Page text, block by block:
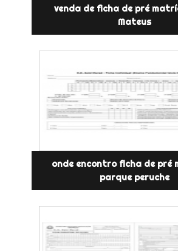
venda de ficha de pré
Mateus
onde encontro ficha de pré
parque peruche